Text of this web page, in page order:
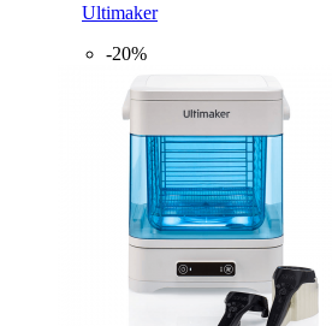
Ultimaker
-20%